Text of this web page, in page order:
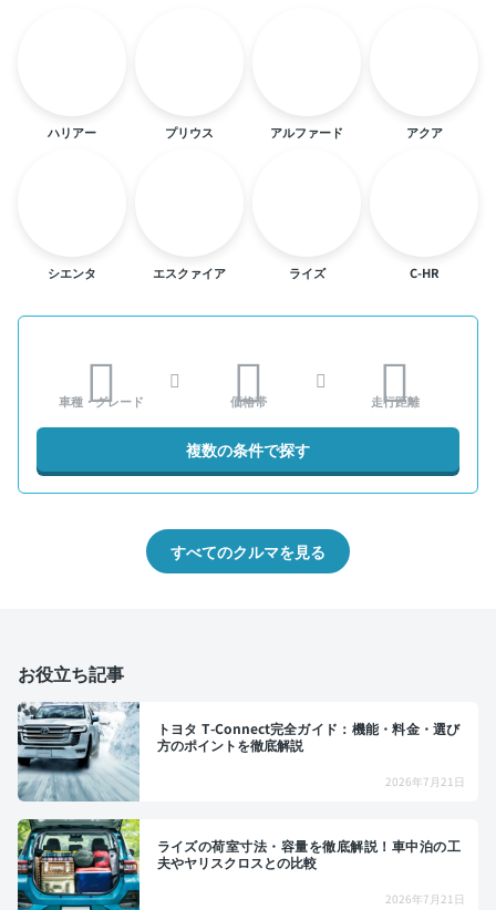
ハリアー プリウス アルファード アクア
シエンタ エスクァイア ライズ C-HR
車種・グレード 価格帯 走行距離
複数の条件で探す
すべてのクルマを見る
お役立ち記事
トヨタ T-Connect完全ガイド：機能・料金・選び
方のポイントを徹底解説
2026年7月21日
ライズの荷室寸法・容量を徹底解説！車中泊の工
夫やヤリスクロスとの比較
2026年7月21日